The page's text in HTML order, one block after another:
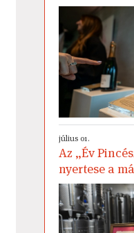
július 01.
Az „Év
nyertese a